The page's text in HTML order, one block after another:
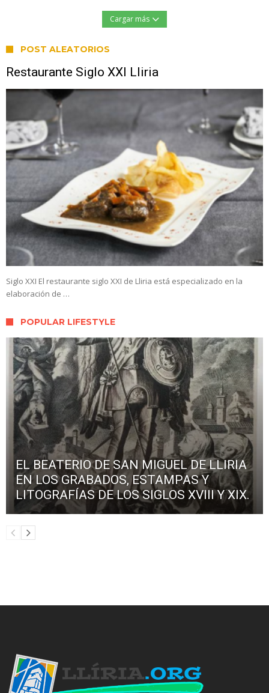
Cargar más
POST ALEATORIOS
Restaurante Siglo XXI Lliria
Siglo XXI El restaurante siglo XXI de Lliria está especializado en la
elaboración de …
POPULAR LIFESTYLE
EL BEATERIO DE SAN MIGUEL DE LLIRIA
EN LOS GRABADOS, ESTAMPAS Y
LITOGRAFÍAS DE LOS SIGLOS XVIII Y XIX.